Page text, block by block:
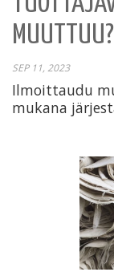
MUUTTUU?
SEP 11, 2023
Ilmoittaudu
mukana